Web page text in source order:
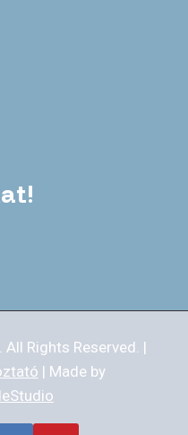
Rights Reserved. |
| Made by